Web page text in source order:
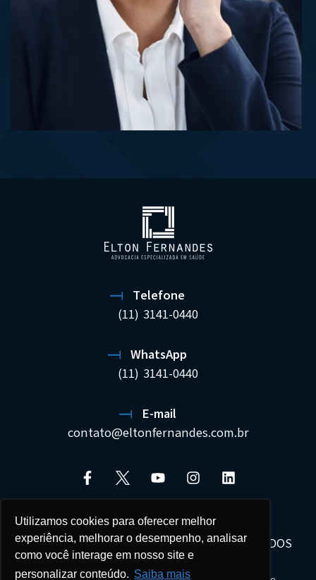
Utilizamos cookies para oferecer melhor
experiência, melhorar o desempenho, analisar
como você interage em nosso site e
personalizar conteúdo. Saiba mais
Telefone
(11) 3141-0440
WhatsApp
(11) 3141-0440
E-mail
contato@eltonfernandes.com.br
ELTON FERNANDES SOCIEDADE DE ADVOGADOS
22.692.544/0001-02